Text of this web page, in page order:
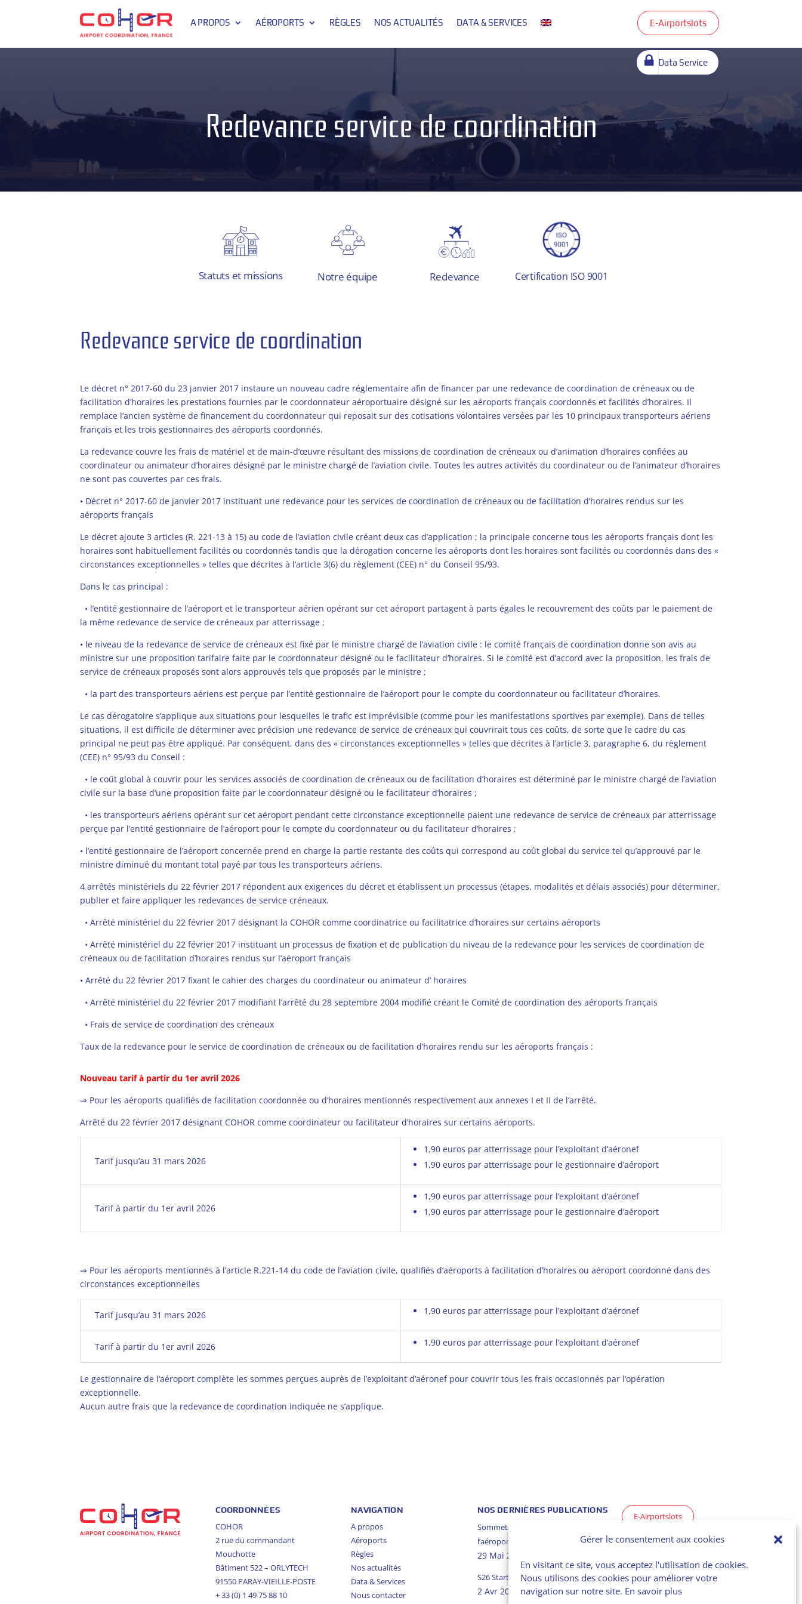
Gérer le consentement aux cookies
En visitant ce site, vous acceptez l'utilisation de cookies.
Nous utilisons des cookies pour améliorer votre
navigation sur notre site. En savoir plus
A PROPOS AÉROPORTS RÈGLES NOS ACTUALITÉS DATA & SERVICES E-Airportslots
Data Service
Redevance service de coordination
Statuts et missions Notre équipe Redevance Certification ISO 9001
Redevance service de coordination
Le décret n° 2017-60 du 23 janvier 2017 instaure un nouveau cadre réglementaire afin de financer par une redevance de coordination de créneaux ou de
facilitation d’horaires les prestations fournies par le coordonnateur aéroportuaire désigné sur les aéroports français coordonnés et facilités d’horaires. Il
remplace l’ancien système de financement du coordonnateur qui reposait sur des cotisations volontaires versées par les 10 principaux transporteurs aériens
français et les trois gestionnaires des aéroports coordonnés.
La redevance couvre les frais de matériel et de main-d’œuvre résultant des missions de coordination de créneaux ou d’animation d’horaires confiées au
coordinateur ou animateur d’horaires désigné par le ministre chargé de l’aviation civile. Toutes les autres activités du coordinateur ou de l’animateur d’horaires
ne sont pas couvertes par ces frais.
• Décret n° 2017-60 de janvier 2017 instituant une redevance pour les services de coordination de créneaux ou de facilitation d’horaires rendus sur les
aéroports français
Le décret ajoute 3 articles (R. 221-13 à 15) au code de l’aviation civile créant deux cas d’application ; la principale concerne tous les aéroports français dont les
horaires sont habituellement facilités ou coordonnés tandis que la dérogation concerne les aéroports dont les horaires sont facilités ou coordonnés dans des «
circonstances exceptionnelles » telles que décrites à l’article 3(6) du règlement (CEE) n° du Conseil 95/93.
Dans le cas principal :
• l’entité gestionnaire de l’aéroport et le transporteur aérien opérant sur cet aéroport partagent à parts égales le recouvrement des coûts par le paiement de
la même redevance de service de créneaux par atterrissage ;
• le niveau de la redevance de service de créneaux est fixé par le ministre chargé de l’aviation civile : le comité français de coordination donne son avis au
ministre sur une proposition tarifaire faite par le coordonnateur désigné ou le facilitateur d’horaires. Si le comité est d’accord avec la proposition, les frais de
service de créneaux proposés sont alors approuvés tels que proposés par le ministre ;
• la part des transporteurs aériens est perçue par l’entité gestionnaire de l’aéroport pour le compte du coordonnateur ou facilitateur d’horaires.
Le cas dérogatoire s’applique aux situations pour lesquelles le trafic est imprévisible (comme pour les manifestations sportives par exemple). Dans de telles
situations, il est difficile de déterminer avec précision une redevance de service de créneaux qui couvrirait tous ces coûts, de sorte que le cadre du cas
principal ne peut pas être appliqué. Par conséquent, dans des « circonstances exceptionnelles » telles que décrites à l’article 3, paragraphe 6, du règlement
(CEE) n° 95/93 du Conseil :
• le coût global à couvrir pour les services associés de coordination de créneaux ou de facilitation d’horaires est déterminé par le ministre chargé de l’aviation
civile sur la base d’une proposition faite par le coordonnateur désigné ou le facilitateur d’horaires ;
• les transporteurs aériens opérant sur cet aéroport pendant cette circonstance exceptionnelle paient une redevance de service de créneaux par atterrissage
perçue par l’entité gestionnaire de l’aéroport pour le compte du coordonnateur ou du facilitateur d’horaires ;
• l’entité gestionnaire de l’aéroport concernée prend en charge la partie restante des coûts qui correspond au coût global du service tel qu’approuvé par le
ministre diminué du montant total payé par tous les transporteurs aériens.
4 arrêtés ministériels du 22 février 2017 répondent aux exigences du décret et établissent un processus (étapes, modalités et délais associés) pour déterminer,
publier et faire appliquer les redevances de service créneaux.
•Arrêté ministériel du 22 février 2017 désignant la COHOR comme coordinatrice ou facilitatrice d’horaires sur certains aéroports
• Arrêté ministériel du 22 février 2017 instituant un processus de fixation et de publication du niveau de la redevance pour les services de coordination de
créneaux ou de facilitation d’horaires rendus sur l’aéroport français
•Arrêté du 22 février 2017 fixant le cahier des charges du coordinateur ou animateur d’ horaires
•Arrêté ministériel du 22 février 2017 modifiant l’arrêté du 28 septembre 2004 modifié créant le Comité de coordination des aéroports français
• Frais de service de coordination des créneaux
Taux de la redevance pour le service de coordination de créneaux ou de facilitation d’horaires rendu sur les aéroports français :
Nouveau tarif à partir du 1er avril 2026
⇒ Pour les aéroports qualifiés de facilitation coordonnée ou d’horaires mentionnés respectivement aux annexes I et II de l’arrêté.
Arrêté du 22 février 2017 désignant COHOR comme coordinateur ou facilitateur d’horaires sur certains aéroports.
Tarif jusqu’au 31 mars 2026
1,90 euros par atterrissage pour l’exploitant d’aéronef
1,90 euros par atterrissage pour le gestionnaire d’aéroport
Tarif à partir du 1er avril 2026
1,90 euros par atterrissage pour l’exploitant d’aéronef
1,90 euros par atterrissage pour le gestionnaire d’aéroport
⇒ Pour les aéroports mentionnés à l’article R.221-14 du code de l’aviation civile, qualifiés d’aéroports à facilitation d’horaires ou aéroport coordonné dans des
circonstances exceptionnelles
Tarif jusqu’au 31 mars 2026 1,90 euros par atterrissage pour l’exploitant d’aéronef
Tarif à partir du 1er avril 2026 1,90 euros par atterrissage pour l’exploitant d’aéronef
Le gestionnaire de l’aéroport complète les sommes perçues auprès de l’exploitant d’aéronef pour couvrir tous les frais occasionnés par l’opération
exceptionnelle.
Aucun autre frais que la redevance de coordination indiquée ne s’applique.
COORDONNÉES
COHOR
2 rue du commandant
Mouchotte
Bâtiment 522 – ORLYTECH
91550 PARAY-VIEILLE-POSTE
+ 33 (0) 1 49 75 88 10
NAVIGATION
A propos
Aéroports
Règles
Nos actualités
Data & Services
Nous contacter
NOS DERNIÈRES PUBLICATIONS
Sommet du G7 – Restrictions à
l’aéroport de Lyon
29 Mai 2026
S26 Start Of Season Report
2 Avr 2026
E-Airportslots